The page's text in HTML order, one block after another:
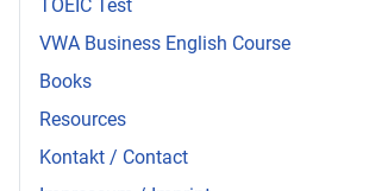
TOEIC Test
VWA Business English Course
Books
Resources
Kontakt / Contact